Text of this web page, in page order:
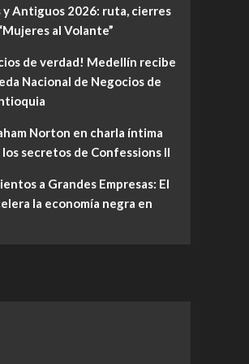
y Antiguos 2026: ruta, cierres
al Volante”
de verdad! Medellín recibe
Nacional de Negocios de
Norton en charla íntima
secretos de Confessions II
a Grandes Empresas: El
la economía negra en